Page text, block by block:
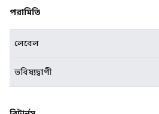
পরামিতি
লেবেল
ভবিষ্যদ্বাণী